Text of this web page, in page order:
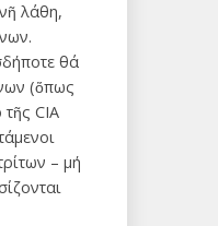
λάθη,
θά
(ὅπως
CIA
– μή